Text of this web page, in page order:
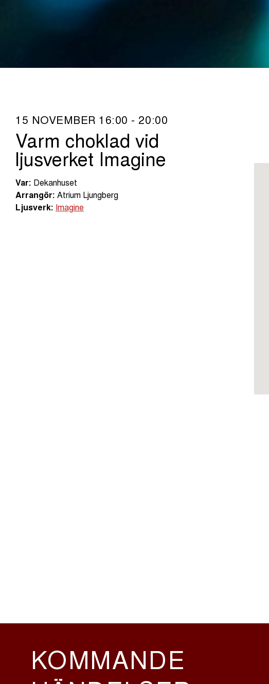
15 NOVEMBER 16:00 - 20:00
Varm choklad vid
ljusverket Imagine
Var: Dekanhuset
Arrangör: Atrium Ljungberg
Ljusverk: Imagine
KOMMANDE